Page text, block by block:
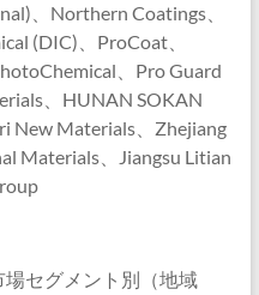
、Northern Coatings、
(DIC)、ProCoat、
、Pro Guard
、HUNAN SOKAN
New Materials、Zhejiang
Materials、Jiangsu Litian
セグメント別（地域